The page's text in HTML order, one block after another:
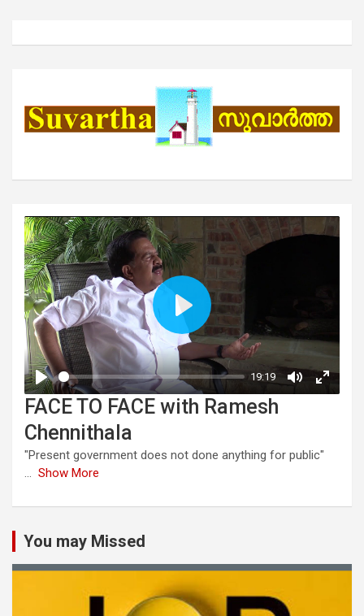
FACE TO FACE with Ramesh
Chennithala
"Present government does not done anything for public"
... Show More
You may Missed